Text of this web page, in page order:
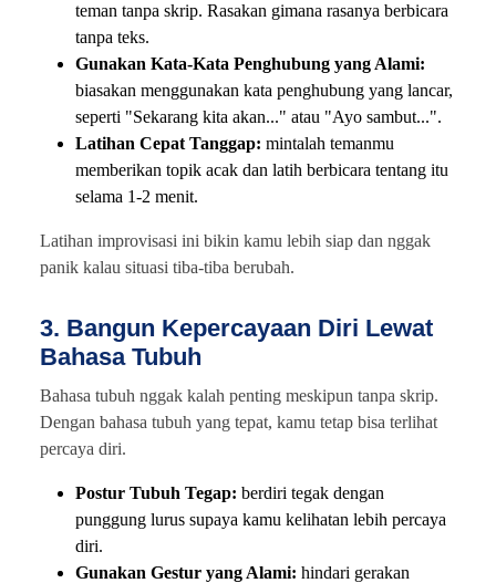
teman tanpa skrip. Rasakan gimana rasanya berbicara
tanpa teks.
Gunakan Kata-Kata Penghubung yang Alami:
biasakan menggunakan kata penghubung yang lancar,
seperti "Sekarang kita akan..." atau "Ayo sambut...".
Latihan Cepat Tanggap: mintalah temanmu
memberikan topik acak dan latih berbicara tentang itu
selama 1-2 menit.
Latihan improvisasi ini bikin kamu lebih siap dan nggak
panik kalau situasi tiba-tiba berubah.
3. Bangun Kepercayaan Diri Lewat
Bahasa Tubuh
Bahasa tubuh nggak kalah penting meskipun tanpa skrip.
Dengan bahasa tubuh yang tepat, kamu tetap bisa terlihat
percaya diri.
Postur Tubuh Tegap: berdiri tegak dengan
punggung lurus supaya kamu kelihatan lebih percaya
diri.
Gunakan Gestur yang Alami: hindari gerakan